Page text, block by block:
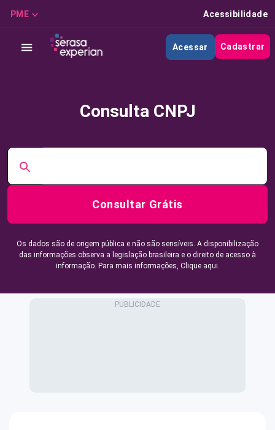
PME Acessibilidade
Acessar Cadastrar
Consulta CNPJ
Consultar Grátis
Os dados são de origem pública e não são sensíveis. A disponibilização
das informações observa a legislação brasileira e o direito de acesso à
informação. Para mais informações, Clique aqui.